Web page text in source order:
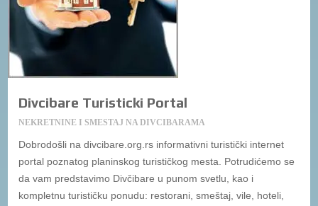
Divcibare Turisticki Portal
NEKRETNINE I SMESTAJ NA DIVCIBARAMA
Dobrodošli na divcibare.org.rs informativni turistički internet
portal poznatog planinskog turističkog mesta. Potrudićemo se
da vam predstavimo Divčibare u punom svetlu, kao i
kompletnu turističku ponudu: restorani, smeštaj, vile, hoteli,